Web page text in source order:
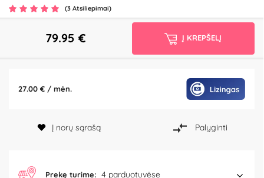
(3 Atsiliepimai)
79.95 €
27.00 € / mėn.
Į KREPŠELĮ
Į norų sąrašą Palyginti
Prekę turime: 4 parduotuvėse